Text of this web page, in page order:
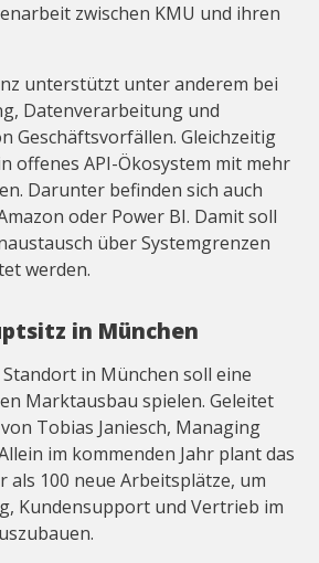
zwischen KMU und ihren
unterstützt unter anderem bei
Datenverarbeitung und
Geschäftsvorfällen. Gleichzeitig
offenes API-Ökosystem mit mehr
Darunter befinden sich auch
oder Power BI. Damit soll
über Systemgrenzen
werden.
in München
in München soll eine
Marktausbau spielen. Geleitet
Tobias Janiesch, Managing
im kommenden Jahr plant das
als 100 neue Arbeitsplätze, um
Kundensupport und Vertrieb im